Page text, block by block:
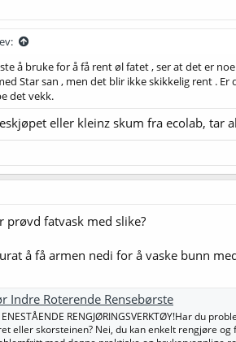
å bruke for å få rent øl fatet , ser at det er
Star san , men det blir ikke skikkelig rent .
det vekk.
eller kleinz skum fra ecolab, tar
prøvd fatvask med slike?
å få armen nedi for å vaske bunn
Indre Roterende Rensebørste
ENESTÅENDE RENGJØRINGSVERKTØY!Har du
eller skorsteinen? Nei, du kan enkelt rengjøre